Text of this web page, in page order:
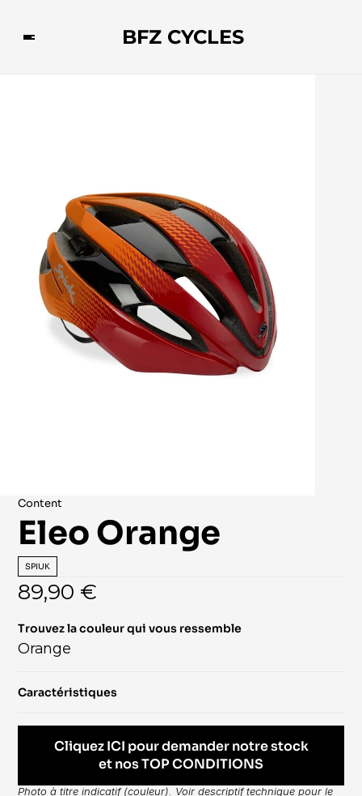
BFZ CYCLES
Content
Eleo Orange
SPIUK
89,90 €
Trouvez la couleur qui vous ressemble
Orange
Caractéristiques
Cliquez ICI pour demander notre stock
et nos TOP CONDITIONS
Photo à titre indicatif (couleur). Voir descriptif technique pour le